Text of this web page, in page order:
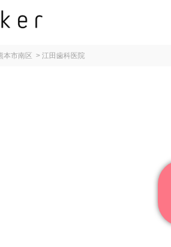
本市南区 > 江田歯科医院